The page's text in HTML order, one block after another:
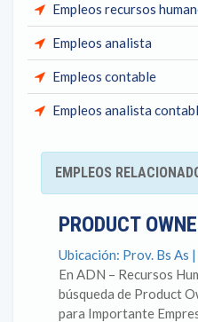
Empleos recursos
Empleos analista
Empleos contable
Empleos analista
EMPLEOS
PRODUCT
Ubicación: Prov. Bs As
En ADN – Recursos
búsqueda de Product
para Importante